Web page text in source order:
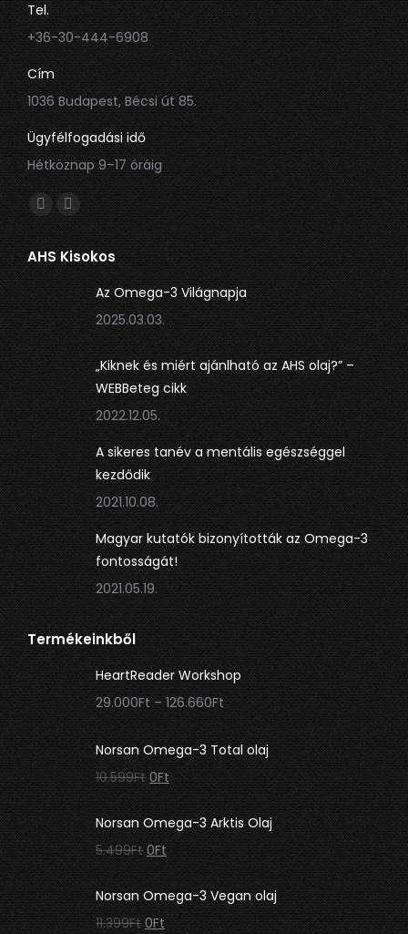
Tel.
+36-30-444-6908
Cím
1036 Budapest, Bécsi út 85.
Ügyfélfogadási idő
Hétköznap 9–17 óráig
Itt is megtalálsz minket:
Facebook
oldal
új
ablakban
nyílik
meg.
Linkedin
oldal
új
ablakban
nyílik
meg.
AHS Kisokos
Az Omega-3 Világnapja
2025.03.03.
„Kiknek és miért ajánlható az AHS olaj?” –
WEBBeteg cikk
2022.12.05.
A sikeres tanév a mentális egészséggel
kezdődik
2021.10.08.
Magyar kutatók bizonyították az Omega-3
fontosságát!
2021.05.19.
Termékeinkből
HeartReader Workshop
29.000Ft – 126.660FtÁrtartomány:
29.000Ft
-
126.660Ft
Norsan Omega-3 Total olaj
10.599Ft Original
price
was:
10.599Ft.
0FtCurrent
price
is:
0Ft.
Norsan Omega-3 Arktis Olaj
5.499Ft Original
price
was:
5.499Ft.
0FtCurrent
price
is:
0Ft.
Norsan Omega-3 Vegan olaj
11.399Ft Original
0FtCurrent